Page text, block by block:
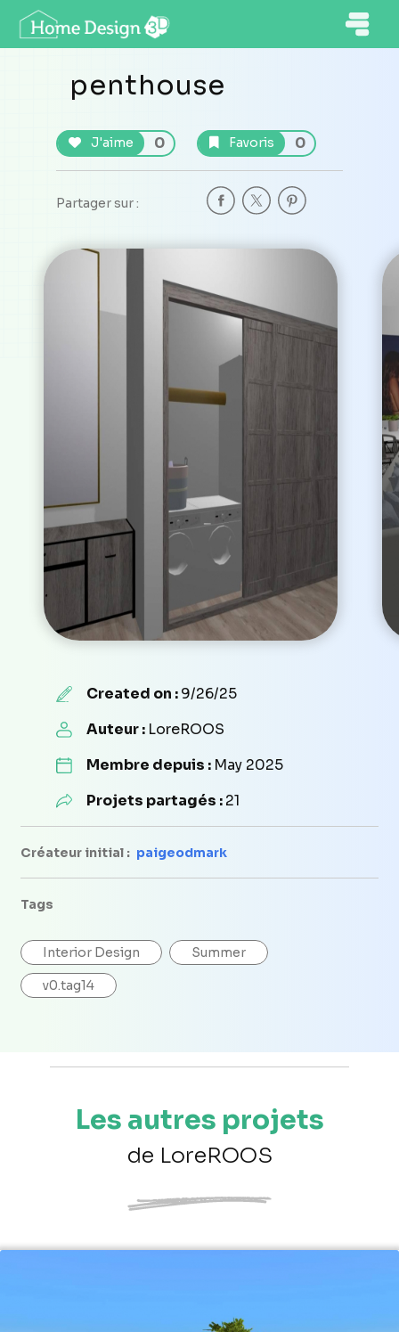
penthouse
J'aime 0 Favoris 0
Partager sur :
Created on :9/26/25
Auteur : LoreROOS
Membre depuis : May 2025
Projets partagés :21
Créateur initial : paigeodmark
Tags
Interior Design Summer
v0.tag14
Les autres projets
de LoreROOS